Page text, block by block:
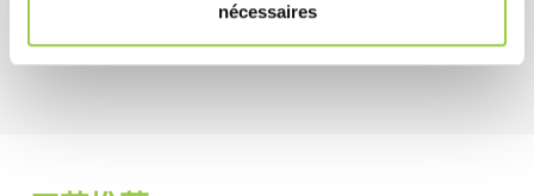
nécessaires